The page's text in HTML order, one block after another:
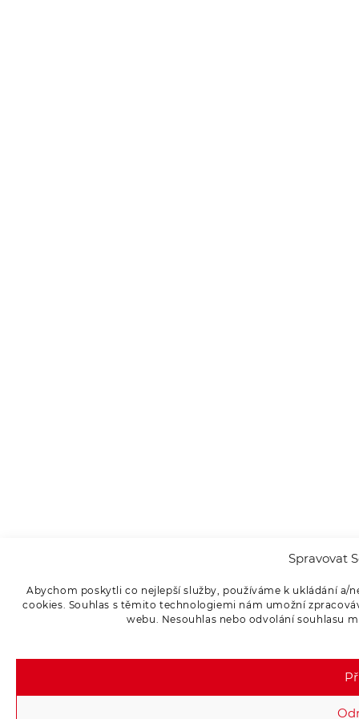
Spravovat
Abychom poskytli co nejlepší služby, používáme k ukládání
cookies. Souhlas s těmito technologiemi nám umožní
webu. Nesouhlas nebo odvolání souhlasu